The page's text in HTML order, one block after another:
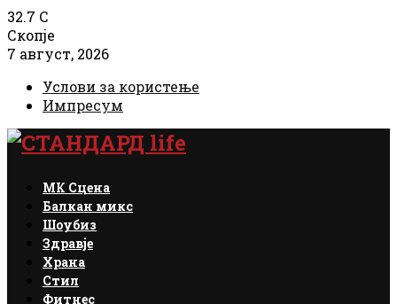
32.7 C
Скопје
7 август, 2026
Услови за користење
Импресум
Facebook
Instagram
Email
Rss
МК Сцена
Балкан микс
Шоубиз
Здравје
Храна
Стил
Фитнес